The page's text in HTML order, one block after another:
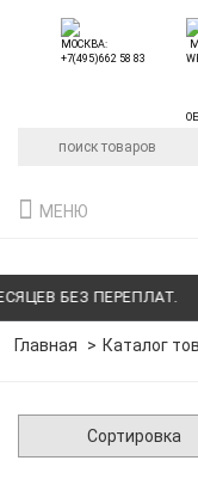
БЕЗ ПЕРЕПЛАТ.
МЕНЮ
Главная Каталог
Сортировка